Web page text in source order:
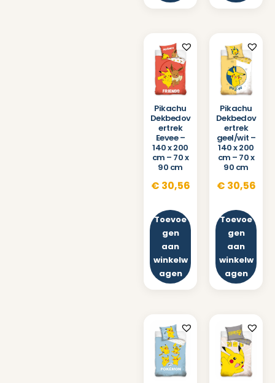
Pikachu
Dekbedov
ertrek
Eevee –
140 x 200
cm – 70 x
90 cm
€ 30,56
Toevoe
gen
aan
winkelw
agen
Pikachu
Dekbedov
ertrek
geel/wit –
140 x 200
cm – 70 x
90 cm
€ 30,56
Toevoe
gen
aan
winkelw
agen